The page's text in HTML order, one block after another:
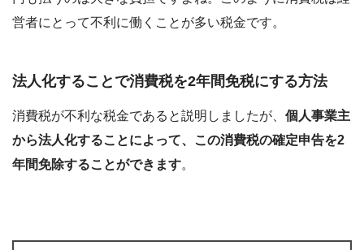
営者にとって不利に働くことが多い税金です。
法人化することで消費税を2年間免税にする方法
消費税が不利な税金であると説明しましたが、 個人事業主
から法人化することによって、この消費税の確定申告を2
年間免除することができます。